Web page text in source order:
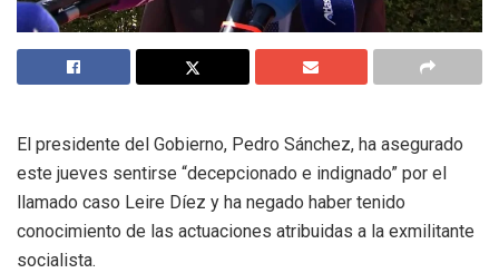
El presidente del Gobierno, Pedro Sánchez, ha asegurado
este jueves sentirse “decepcionado e indignado” por el
llamado caso Leire Díez y ha negado haber tenido
conocimiento de las actuaciones atribuidas a la exmilitante
socialista.